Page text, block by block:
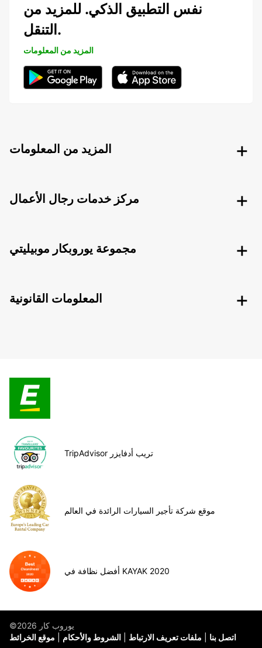
نفس التطبيق الذكي. للمزيد من
التنقل.
المزيد من المعلومات
المزيد من المعلومات
مركز خدمات رجال الأعمال
مجموعة يوروبكار موبيليتي
المعلومات القانونية
TripAdvisor تريب أدفايزر
موقع شركة تأجير السيارات الرائدة في العالم
أفضل نظافة في KAYAK 2020
©يوروب كار 2026
موقع الخرائط
الشروط والأحكام ملفات تعريف الارتباط اتصل بنا